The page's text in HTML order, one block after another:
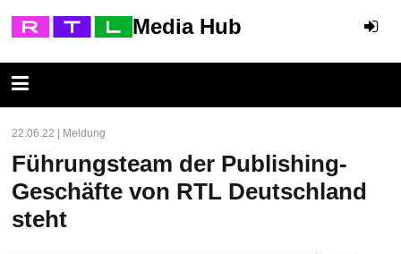
Media Hub
22.06.22 | Meldung
Führungsteam der Publishing-
Geschäfte von RTL Deutschland
steht